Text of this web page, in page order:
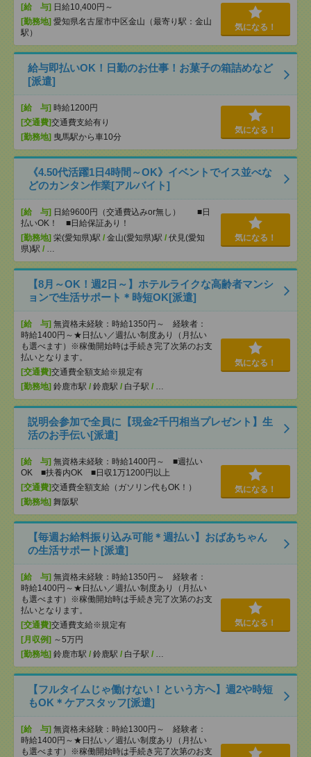
[給 与] 日給10,400円～
[勤務地] 愛知県名古屋市中区金山（最寄り駅：金山
駅）
気になる！
給与即払いOK！日勤のお仕事！お菓子の箱詰めなど
[派遣]
[給 与] 時給1200円
[交通費]交通費支給有り
[勤務地] 曳馬駅から車10分
気になる！
《4.50代活躍1日4時間～OK》イベントでイス並べな
どのカンタン作業[アルバイト]
[給 与] 日給9600円（交通費込みor無し） ■日
払いOK！ ■日給保証あり！
[勤務地] 栄(愛知県)駅 / 金山(愛知県)駅 / 伏見(愛知
県)駅 / …
気になる！
【8月～OK！週2日～】ホテルライクな高齢者マンシ
ョンで生活サポート＊時短OK[派遣]
[給 与] 無資格未経験：時給1350円～ 経験者：
時給1400円～★日払い／週払い制度あり（月払い
も選べます）※稼働開始時は手続き完了次第のお支
払いとなります。
[交通費]交通費全額支給※規定有
[勤務地] 鈴鹿市駅 / 鈴鹿駅 / 白子駅 / …
気になる！
説明会参加で全員に【現金2千円相当プレゼント】生
活のお手伝い[派遣]
[給 与] 無資格未経験：時給1400円～ ■週払い
OK ■扶養内OK ■日収1万1200円以上
[交通費]交通費全額支給（ガソリン代もOK！）
[勤務地] 舞阪駅
気になる！
【毎週お給料振り込み可能＊週払い】おばあちゃん
の生活サポート[派遣]
[給 与] 無資格未経験：時給1350円～ 経験者：
時給1400円～★日払い／週払い制度あり（月払い
も選べます）※稼働開始時は手続き完了次第のお支
払いとなります。
[交通費]交通費支給※規定有
[月収例] ～5万円
[勤務地] 鈴鹿市駅 / 鈴鹿駅 / 白子駅 / …
気になる！
【フルタイムじゃ働けない！という方へ】週2や時短
もOK＊ケアスタッフ[派遣]
[給 与] 無資格未経験：時給1300円～ 経験者：
時給1400円～★日払い／週払い制度あり（月払い
も選べます）※稼働開始時は手続き完了次第のお支